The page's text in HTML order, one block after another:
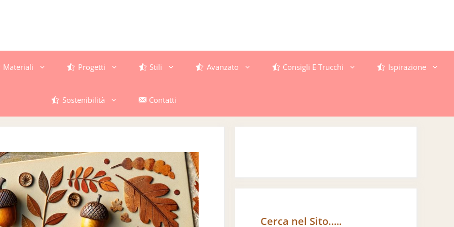
Materiali Progetti Stili Avanzato Consigli E Trucchi Ispirazione
Sostenibilità Contatti
Cerca nel Sito…..